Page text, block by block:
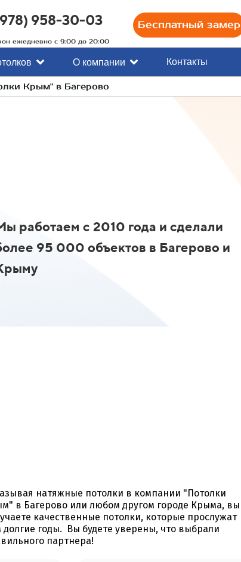
958-30-03
ежедневно с 9:00 до 20:00
Бесплатный замер
О компании Контакты
Крым" в Багерово
работаем с 2010 года и сделали
95 000 объектов в Багерово и
натяжные потолки в компании "Потолки
в Багерово или любом другом городе Крыма, вы
качественные потолки, которые прослужат
долгие годы. Вы будете уверены, что выбрали
партнера!